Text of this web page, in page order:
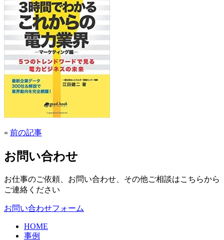
« 前の記事
お問い合わせ
お仕事のご依頼、お問い合わせ、その他ご相談はこちらから
ご連絡ください
お問い合わせフォーム
HOME
事例